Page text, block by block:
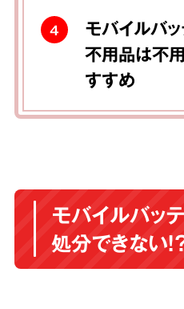
4
モバイルバ
不用品は不
すすめ
モバイルバッ
処分できない！